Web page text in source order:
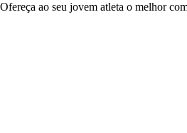
Ofereça ao seu jovem atleta o melhor